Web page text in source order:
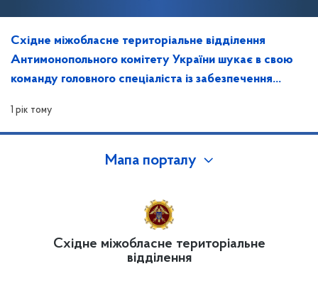
Східне міжобласне територіальне відділення
Антимонопольного комітету України шукає в свою
команду головного спеціаліста із забезпечення
1 рік тому
Мапа порталу
Східне міжобласне територіальне
відділення